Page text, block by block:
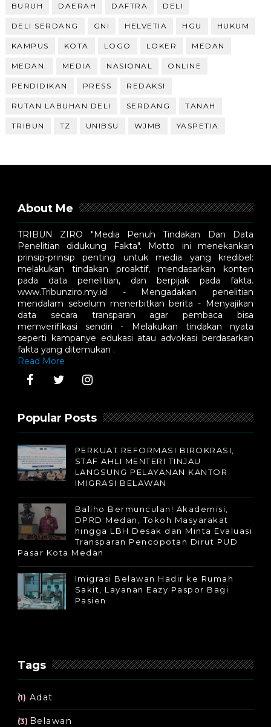
BURUH DAERAH DAFTRA DELI
DELI SERDANG GNI HELVETIA HGU HUKUM
KAMPUS KOTA LOGO LOKER MEDAN
MEDAN. MEDIA NASIONAL ONLINE
PENDIDIKAN PRESS REDAKSI
RUTAN LABUHAN DELI SERDANG TANAH
TRIBUN TZ UNIBSU WJMB YASPETIA
About Me
TRIBUN ZIRO "Media Penuh Tindakan Dan Data
Penelitian didukung Fakta". Motto ini menekankan
prinsip-prinsip penting untuk media yang kredibel:
melakukan tindakan proaktif, mendasarkan konten
pada data penelitian, dan berpijak pada fakta.
www.Tribunziro.my.id - Mengadakan penelitian
mendalam sebelum menerbitkan berita - Menyajikan
data secara transparan agar pembaca bisa
memverifikasi sendiri - Melakukan tindakan nyata
seperti kampanye edukasi atau advokasi berdasarkan
fakta yang ditemukan .
Read More
Popular Posts
PERKUAT REFORMASI BIROKRASI,
STAF AHLI MENTERI TINJAU
LANGSUNG PELAYANAN KANTOR
IMIGRASI BELAWAN
Baliho Bermunculan! Akademisi,
DPRD Medan, Tokoh Masyarakat
hingga LBH Desak dan Minta Evaluasi
Transparan Pencopotan Dirut PUD
Pasar Kota Medan
Imigrasi Belawan Hadir ke Rumah
Sakit, Layanan Eazy Paspor Bagi
Pasien
Tags
Adat
(1)
Belawan
(3)